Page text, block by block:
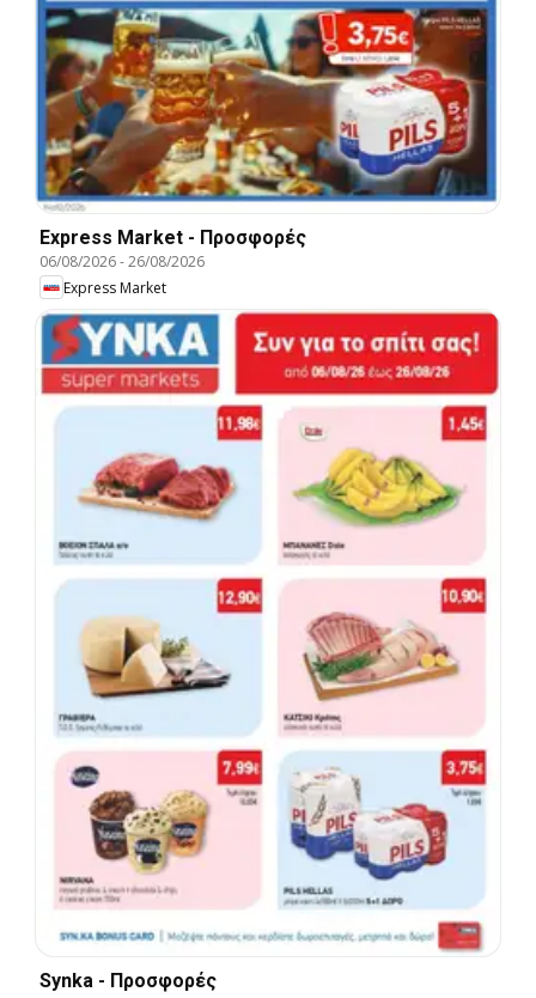
Express Market - Προσφορές
06/08/2026-26/08/2026
Express Market
Synka - Προσφορές